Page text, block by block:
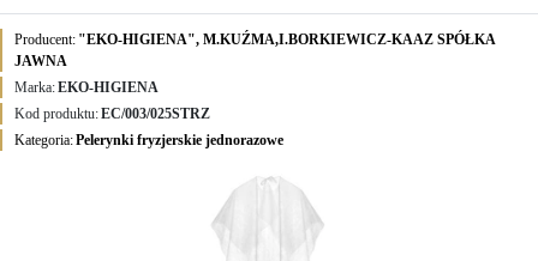
Producent: "EKO-HIGIENA", M.KUŹMA,I.BORKIEWICZ-KAAZ SPÓŁKA
JAWNA
Marka:EKO-HIGIENA
Kod produktu:EC/003/025STRZ
Kategoria:Pelerynki fryzjerskie jednorazowe